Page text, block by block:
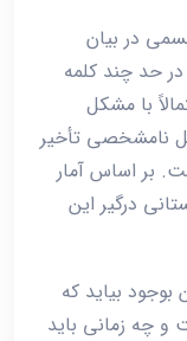
در بیان
حد چند کلمه
با مشکل
نامشخصی تأخیر
بر اساس آمار
دبستانی درگیر این
بوجود بیاید که
چه زمانی باید